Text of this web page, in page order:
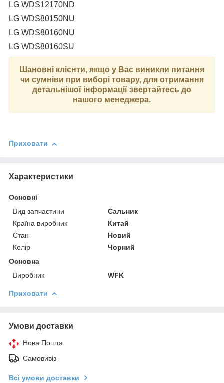
LG WDS12170ND
LG WDS80150NU
LG WDS80160NU
LG WDS80160SU
Шановні клієнти, якщо у Вас виникли питання
чи сумніви при виборі товару, для отримання
детальнішої інформації звертайтесь до
нашого менеджера.
Приховати
Характеристики
Основні
Вид запчастини
Сальник
Країна виробник
Китай
Стан
Новий
Колір
Чорний
Основна
Виробник
WFK
Приховати
Умови доставки
Нова Пошта
Самовивіз
Всі умови доставки